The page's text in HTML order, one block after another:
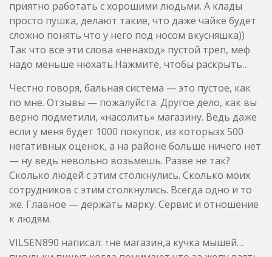
Честно говоря, бальная система — это пустое, как
по мне. Отзывы — пожалуйста. Другое дело, как вы
верно подметили, «насолить» магазину. Ведь даже
если у меня будет 1000 покупок, из которызх 500
негативных оценок, а на районе больше ничего нет
— ну ведь невольно возьмешь. Разве не так?
Сколько людей с этим столкнулись. Сколько моих
сотрудников с этим столкнулись. Всегда одно и то
же. Главное — держать марку. Сервис и отношение
к людям.
VILSEN890 написал: ↑не магазин,а кучка мышей…
писульки пишут когда понимают что за жопу взять
могут за их недоделанные адреса. еще
увидимся,мыши. Нажмите, чтобы раскрыть…
Уважаемый, просто не нужно пытаться обманывать
и писать тонны текста в вашем альфа-триповом
стиле.